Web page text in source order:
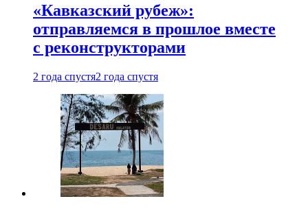
«Кавказский рубеж»:
отправляемся в прошлое вместе
с реконструкторами
2 года спустя2 года спустя